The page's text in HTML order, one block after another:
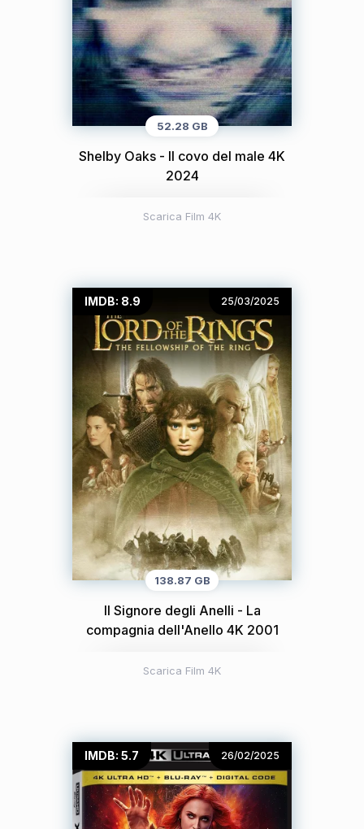
52.28 GB
Shelby Oaks - Il covo del male 4K
2024
Scarica Film 4K
IMDB: 8.9 25/03/2025
138.87 GB
Il Signore degli Anelli - La
compagnia dell'Anello 4K 2001
Scarica Film 4K
IMDB: 5.7 26/02/2025